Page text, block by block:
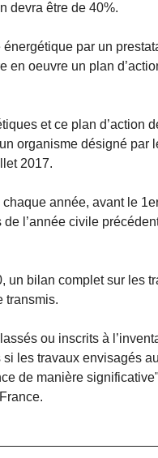
devra être de 40%.
par un
en oeuvre un plan
et ce plan d’action
organisme désigné par
2017.
année, avant le
l’année civile
un bilan complet sur les
transmis.
ou inscrits à
les travaux envisagés
de manière